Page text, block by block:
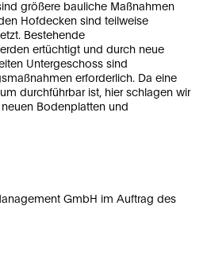
größere bauliche Maßnahmen
Hofdecken sind teilweise
Bestehende
ertüchtigt und durch neue
Untergeschoss sind
erforderlich. Da eine
durchführbar ist, hier schlagen wir
Bodenplatten und
GmbH im Auftrag des